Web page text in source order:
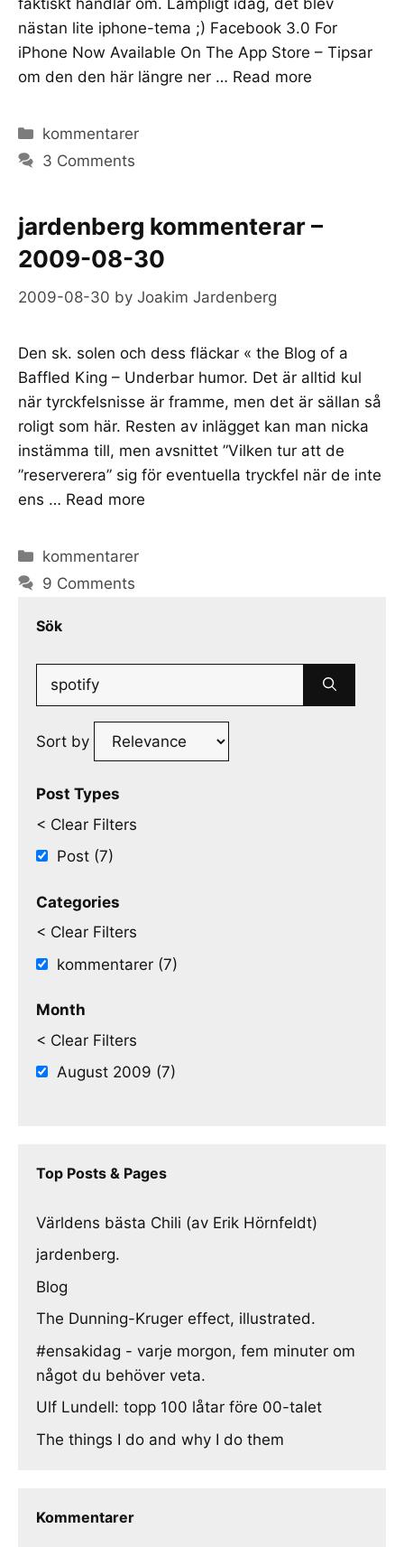
faktiskt handlar om. Lämpligt idag, det blev
nästan lite iphone-tema ;) Facebook 3.0 For
iPhone Now Available On The App Store – Tipsar
om den den här längre ner … Read more
Categories
kommentarer
3 Comments
jardenberg kommenterar –
2009-08-30
2009-08-30 by Joakim Jardenberg
Den sk. solen och dess fläckar « the Blog of a
Baffled King – Underbar humor. Det är alltid kul
när tyrckfelsnisse är framme, men det är sällan så
roligt som här. Resten av inlägget kan man nicka
instämma till, men avsnittet ”Vilken tur att de
”reserverera” sig för eventuella tryckfel när de inte
ens … Read more
Categories
kommentarer
9 Comments
Sök
Search
Sort by
Post Types
< Clear Filters
Post (7)
Categories
< Clear Filters
kommentarer (7)
Month
< Clear Filters
August 2009 (7)
Top Posts & Pages
Världens bästa Chili (av Erik Hörnfeldt)
jardenberg.
Blog
The Dunning-Kruger effect, illustrated.
#ensakidag - varje morgon, fem minuter om
något du behöver veta.
Ulf Lundell: topp 100 låtar före 00-talet
The things I do and why I do them
Kommentarer